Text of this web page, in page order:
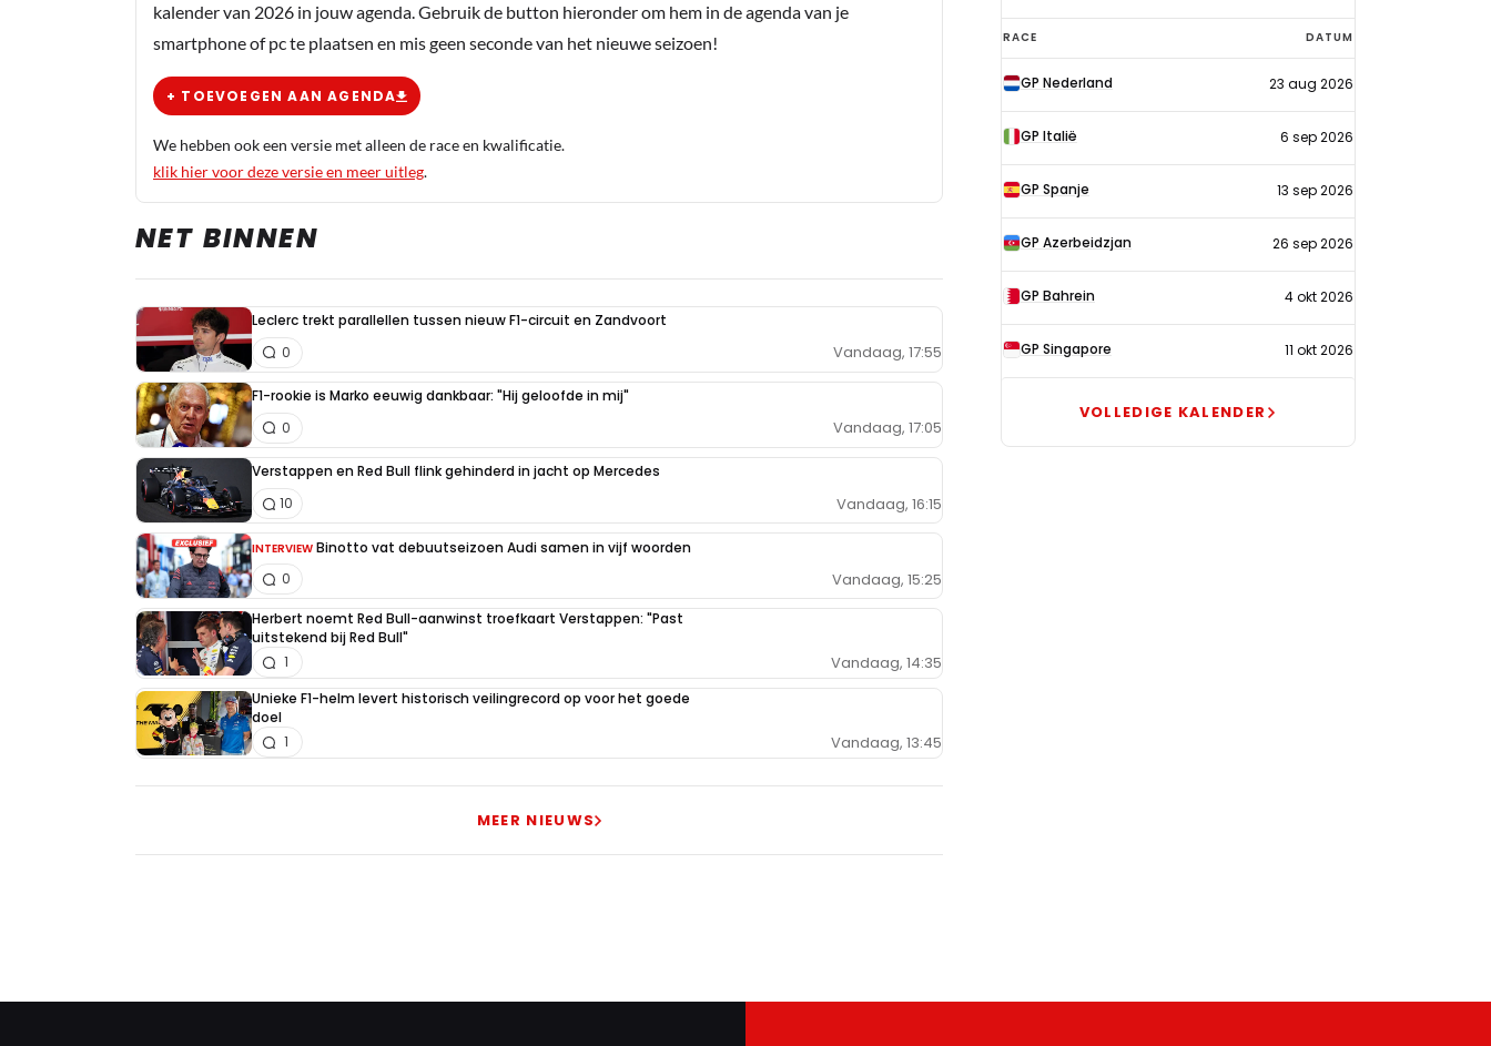
kalender van 2026 in jouw agenda. Gebruik de button hieronder om hem in de agenda van je
smartphone of pc te plaatsen en mis geen seconde van het nieuwe seizoen!
+ TOEVOEGEN AAN AGENDA
We hebben ook een versie met alleen de race en kwalificatie.
klik hier voor deze versie en meer uitleg.
NET BINNEN
Leclerc trekt parallellen tussen nieuw F1-circuit en Zandvoort
Vandaag, 17:55
0
F1-rookie is Marko eeuwig dankbaar: "Hij geloofde in mij"
Vandaag, 17:05
0
Verstappen en Red Bull flink gehinderd in jacht op Mercedes
Vandaag, 16:15
10
INTERVIEW Binotto vat debuutseizoen Audi samen in vijf woorden
Vandaag, 15:25
0
Herbert noemt Red Bull-aanwinst troefkaart Verstappen: "Past
uitstekend bij Red Bull"
Vandaag, 14:35
1
Unieke F1-helm levert historisch veilingrecord op voor het goede
doel
Vandaag, 13:45
1
MEER NIEUWS
F1-
kalender
2026
RACE DATUM
GP Nederland 23 aug 2026
GP Italië 6 sep 2026
GP Spanje 13 sep 2026
GP Azerbeidzjan 26 sep 2026
GP Bahrein 4 okt 2026
GP Singapore 11 okt 2026
VOLLEDIGE KALENDER